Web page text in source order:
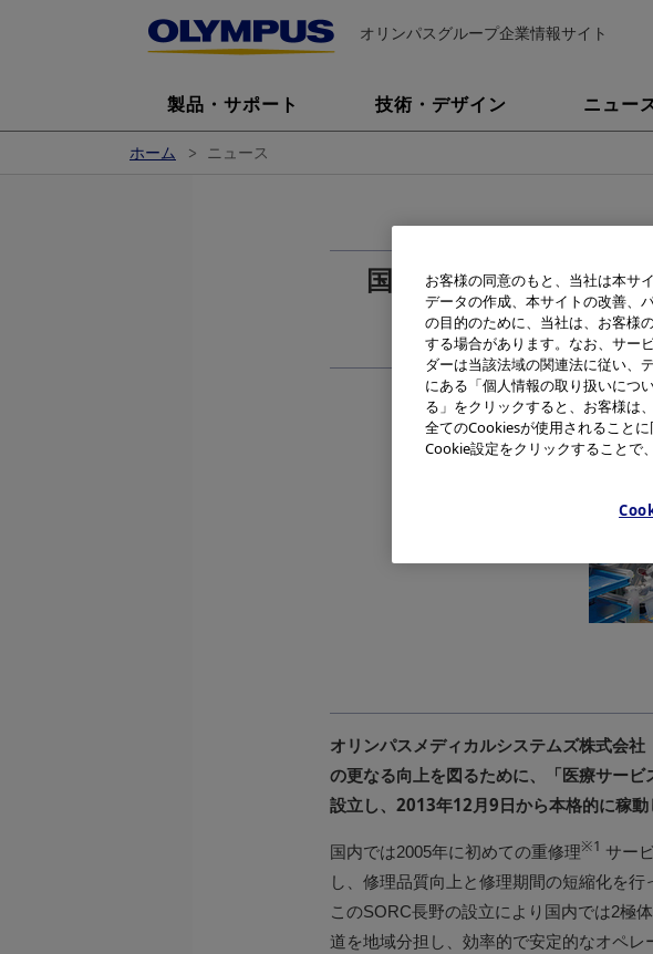
オリンパスグループ企業情報サイト
製品・サポート 技術・デザイン ニュー
ホーム ニュース
国内の内視鏡修理サー
「医療サービスオ
現場の医
オリンパスメディカルシステムズ株式会
の更なる向上を図るために、「医療サー
設立し、2013年12月9日から本格的に稼動
国内では2005年に初めての重修理※1 サー
し、修理品質向上と修理期間の短縮化を行
このSORC長野の設立により国内では2極
道を地域分担し、効率的で安定的なオペ
お客様の同意のもと、当社は本サ
データの作成、本サイトの改善、
の目的のために、当社は、お客様
する場合があります。なお、サー
ダーは当該法域の関連法に従い、
にある「個人情報の取り扱いにつ
る」をクリックすると、お客様は
全てのCookiesが使用されること
Cookie設定をクリックすることで